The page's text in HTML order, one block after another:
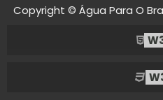
Copyright © Água Para O